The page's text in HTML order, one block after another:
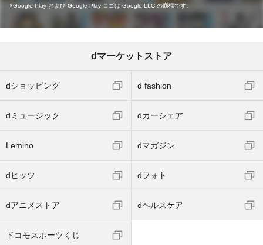
Google Play および Google Play ロゴは Google LLC の商標です。
dマーケットストア
dショッピング d fashion
dミュージック dカーシェア
Lemino dマガジン
dヒッツ dフォト
dアニメストア dヘルスケア
ドコモスポーツくじ